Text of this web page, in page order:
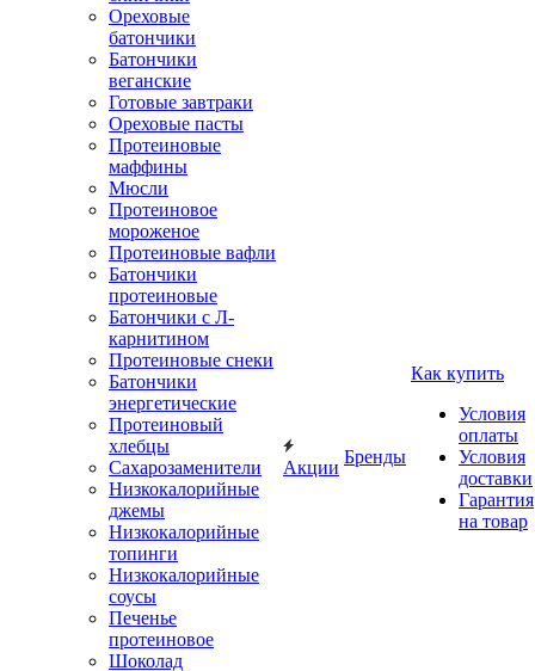
Ореховые
батончики
Батончики
веганские
Готовые завтраки
Ореховые пасты
Протеиновые
маффины
Мюсли
Протеиновое
мороженое
Протеиновые вафли
Батончики
протеиновые
Батончики с Л-
карнитином
Протеиновые снеки
Батончики
энергетические
Протеиновый
хлебцы
Сахарозаменители
Низкокалорийные
джемы
Низкокалорийные
топинги
Низкокалорийные
соусы
Печенье
протеиновое
Шоколад
Акции
Бренды
Как купить
Условия
оплаты
Условия
доставки
Гарантия
на товар